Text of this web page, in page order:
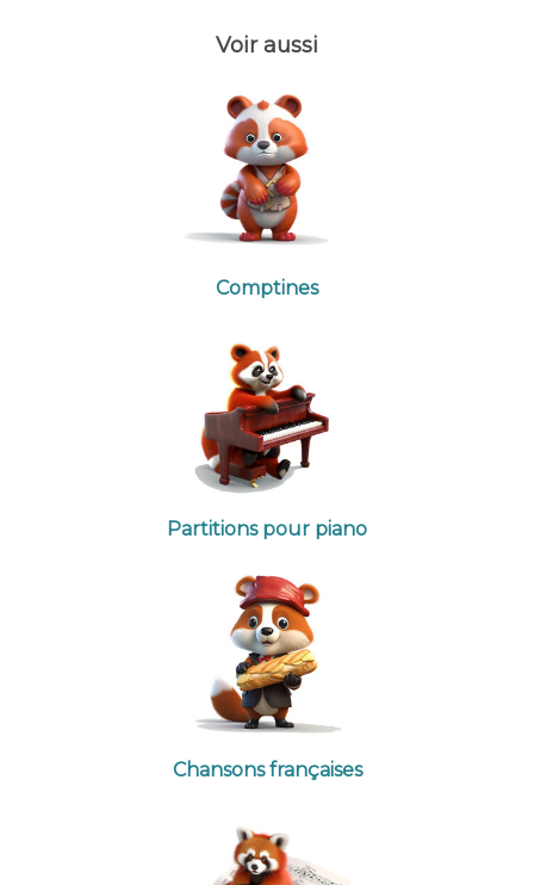
Voir aussi
Comptines
Partitions pour piano
Chansons françaises